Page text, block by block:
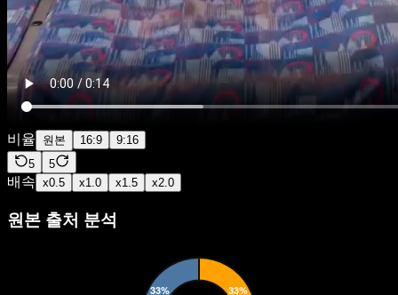
비율 원본 16:9
9:16
5
5
배속 x0.5 x1.0 x1.5 x2.0
원본 출처 분석